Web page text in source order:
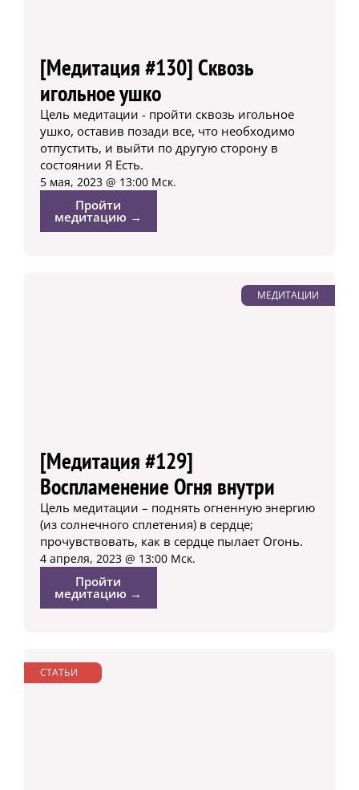
[Медитация #130] Сквозь
игольное ушко
Цель медитации - пройти сквозь игольное
ушко, оставив позади все, что необходимо
отпустить, и выйти по другую сторону в
состоянии Я Есть.
5 мая, 2023 @ 13:00 Мск.
Пройти
медитацию →
МЕДИТАЦИИ
[Медитация #129]
Воспламенение Огня внутри
Цель медитации – поднять огненную энергию
(из солнечного сплетения) в сердце;
прочувствовать, как в сердце пылает Огонь.
4 апреля, 2023 @ 13:00 Мск.
Пройти
медитацию →
СТАТЬИ